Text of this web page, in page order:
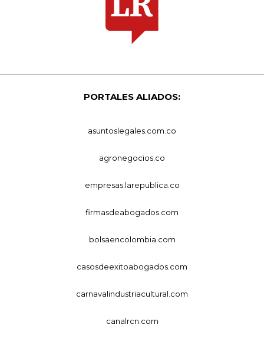
PORTALES ALIADOS:
asuntoslegales.com.co
agronegocios.co
empresas.larepublica.co
firmasdeabogados.com
bolsaencolombia.com
casosdeexitoabogados.com
carnavalindustriacultural.com
canalrcn.com